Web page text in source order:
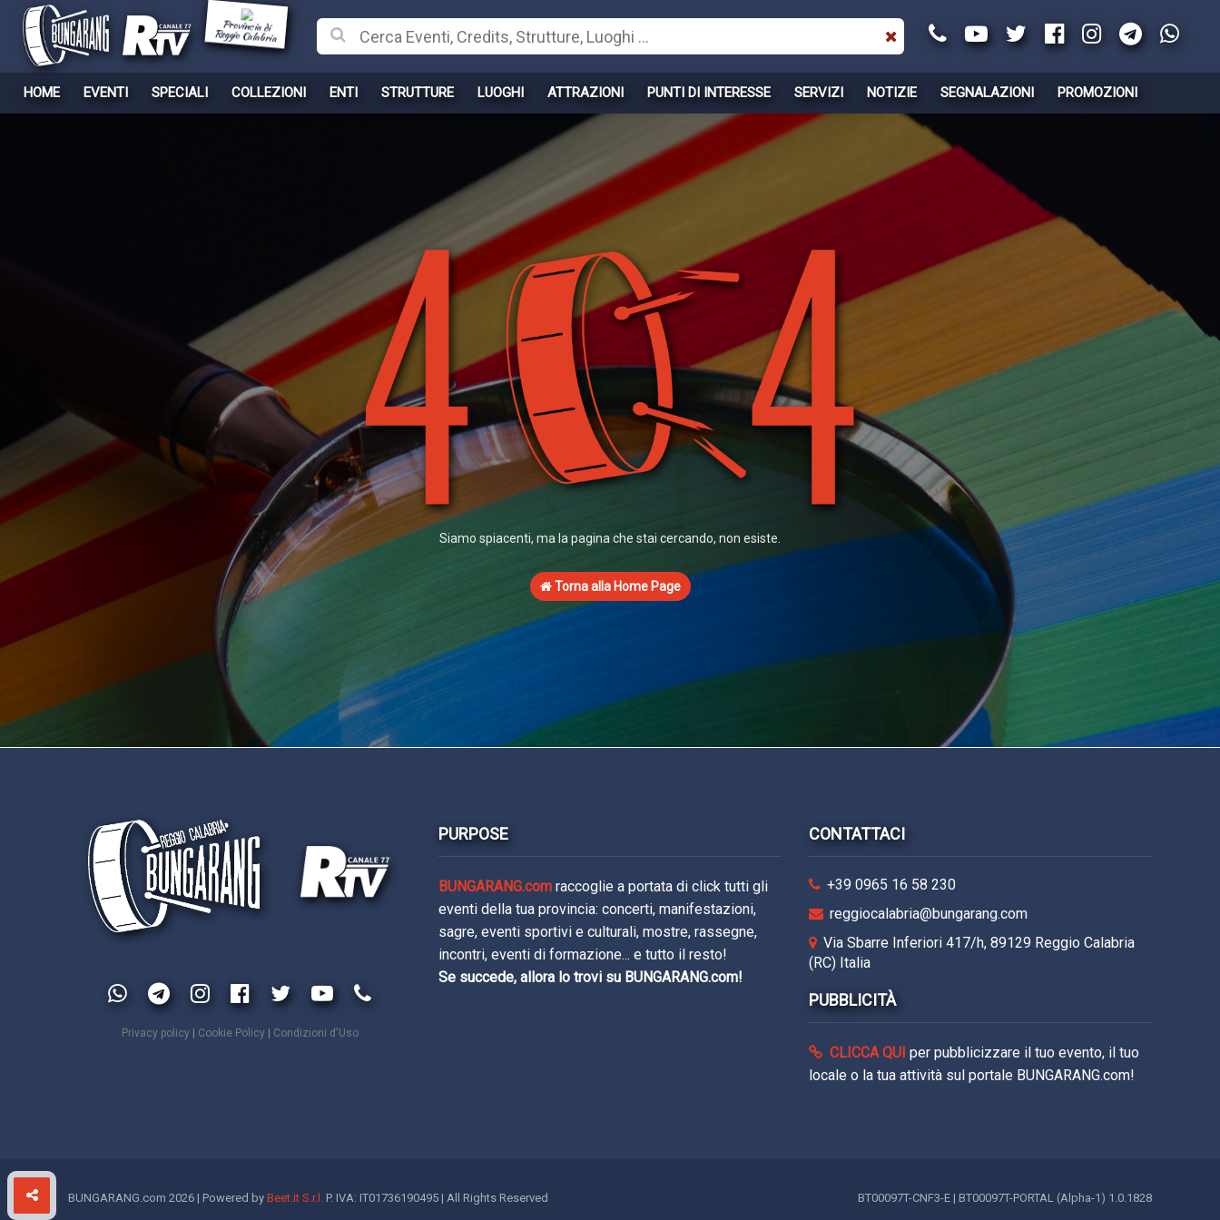
Provincia di
Reggio Calabria
HOME EVENTI SPECIALI COLLEZIONI ENTI STRUTTURE LUOGHI ATTRAZIONI PUNTI DI INTERESSE SERVIZI NOTIZIE SEGNALAZIONI PROMOZIONI
Siamo spiacenti, ma la pagina che stai cercando, non esiste.
Torna alla Home Page
Privacy policy| Cookie Policy| Condizioni d'Uso
PURPOSE
BUNGARANG.com raccoglie a portata di click tutti gli
eventi della tua provincia: concerti, manifestazioni,
sagre, eventi sportivi e culturali, mostre, rassegne,
incontri, eventi di formazione... e tutto il resto!
Se succede, allora lo trovi su BUNGARANG.com!
CONTATTACI
+39 0965 16 58 230
reggiocalabria@bungarang.com
Via Sbarre Inferiori 417/h, 89129 Reggio Calabria
(RC) Italia
PUBBLICITÀ
CLICCA QUI per pubblicizzare il tuo evento, il tuo
locale o la tua attività sul portale BUNGARANG.com!
BUNGARANG.com 2026 | Powered by Beet.it S.r.l. P. IVA: IT01736190495 | All Rights Reserved BT00097T-CNF3-E | BT00097T-PORTAL (Alpha-1) 1.0.1828